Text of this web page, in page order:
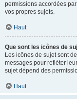
permissions accordées
vos propres sujets.
Haut
Que sont les icônes de
Les icônes de sujet sont
messages pour refléter
sujet dépend des
Haut